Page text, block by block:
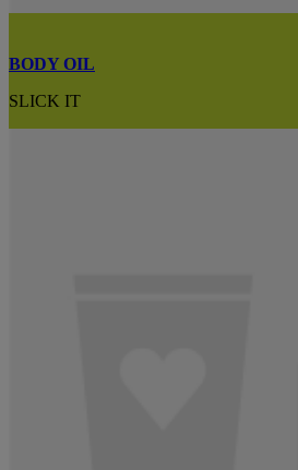
BODY OIL
SLICK IT